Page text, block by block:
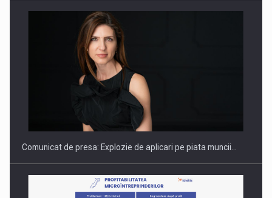
PUTTING ROMANIAN CORPORATE COMPANIES ON THE
INTERNATIONAL BUSINESS SCENE
Comunicat de presa: Explozie de aplicari pe piata muncii…